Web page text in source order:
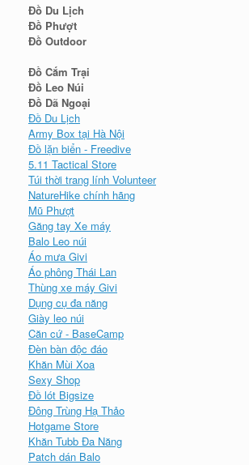
Đồ Du Lịch
Đồ Phượt
Đồ Outdoor
Đồ Cắm Trại
Đồ Leo Núi
Đồ Dã Ngoại
Đồ Du Lịch
Army Box tại Hà Nội
Đồ lặn biển - Freedive
5.11 Tactical Store
Túi thời trang lính Volunteer
NatureHike chính hãng
Mũ Phượt
Găng tay Xe máy
Balo Leo núi
Áo mưa Givi
Áo phông Thái Lan
Thùng xe máy Givi
Dụng cụ đa năng
Giày leo núi
Căn cứ - BaseCamp
Đèn bàn độc đáo
Khăn Mùi Xoa
Sexy Shop
Đồ lót Bigsize
Đông Trùng Hạ Thảo
Hotgame Store
Khăn Tubb Đa Năng
Patch dán Balo